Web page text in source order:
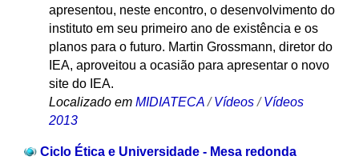
apresentou, neste encontro, o desenvolvimento do
instituto em seu primeiro ano de existência e os
planos para o futuro. Martin Grossmann, diretor do
IEA, aproveitou a ocasião para apresentar o novo
site do IEA.
Localizado em MIDIATECA / Vídeos / Vídeos
2013
Ciclo Ética e Universidade - Mesa redonda